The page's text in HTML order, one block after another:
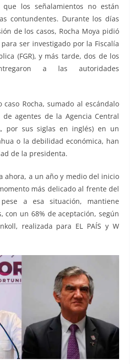
los señalamientos no están
contundentes. Durante los días
de los casos, Rocha Moya pidió
ser investigado por la Fiscalía
(FGR), y más tarde, dos de los
a las autoridades
caso Rocha, sumado al escándalo
agentes de la Agencia Central
por sus siglas en inglés) en un
o la debilidad económica, han
de la presidenta.
ahora, a un año y medio del inicio
más delicado al frente del
a esa situación, mantiene
con un 68% de aceptación, según
realizada para EL PAÍS y W